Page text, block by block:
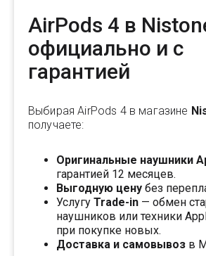
AirPods 4 в
официально и с
гарантией
Выбирая AirPods 4 в магазине
получаете:
Оригинальные наушники
гарантией 12 месяцев.
Выгодную цену без
Услугу Trade-in — обмен
наушников или техники
при покупке новых.
Доставка и самовывоз в